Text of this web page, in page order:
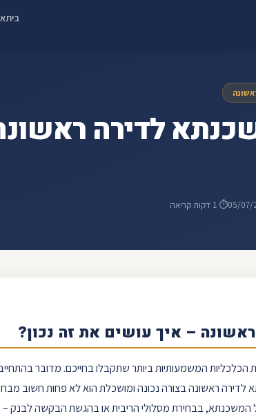
בית
לדירה
05/07/⏱ 1 דקות קריאה
– איך עושים את זה נכון?
המשמעותיות ביותר שתקבלו בחייכם. מדובר
לדירה ראשונהבצורה נכונה ומושכלת הוא לא פחות חשוב
המשכנתא, בבחירת מסלולי הריבית או בהגשת הבקשה לבנק –